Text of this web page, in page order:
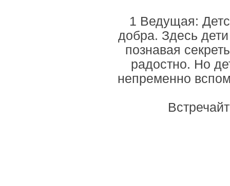
1 Ведущая:
добра. Здесь
познавая
радостно. Но
непременно